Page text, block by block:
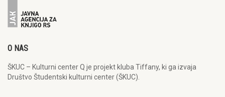
O NAS
ŠKUC – Kulturni center Q je projekt kluba Tiffany, ki ga izvaja
Društvo Študentski kulturni center (ŠKUC).